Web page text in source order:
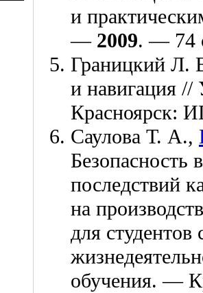
и
— 2009. — 74
Границкий Л.
и навигация
Саулова Т. А.,
Безопасность
последствий
на
для студентов
обучения. —